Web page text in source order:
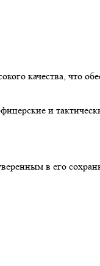
качества, что
и
в его